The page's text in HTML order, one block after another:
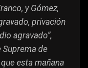
y Gómez,
privación
agravado”,
Suprema de
esta mañana